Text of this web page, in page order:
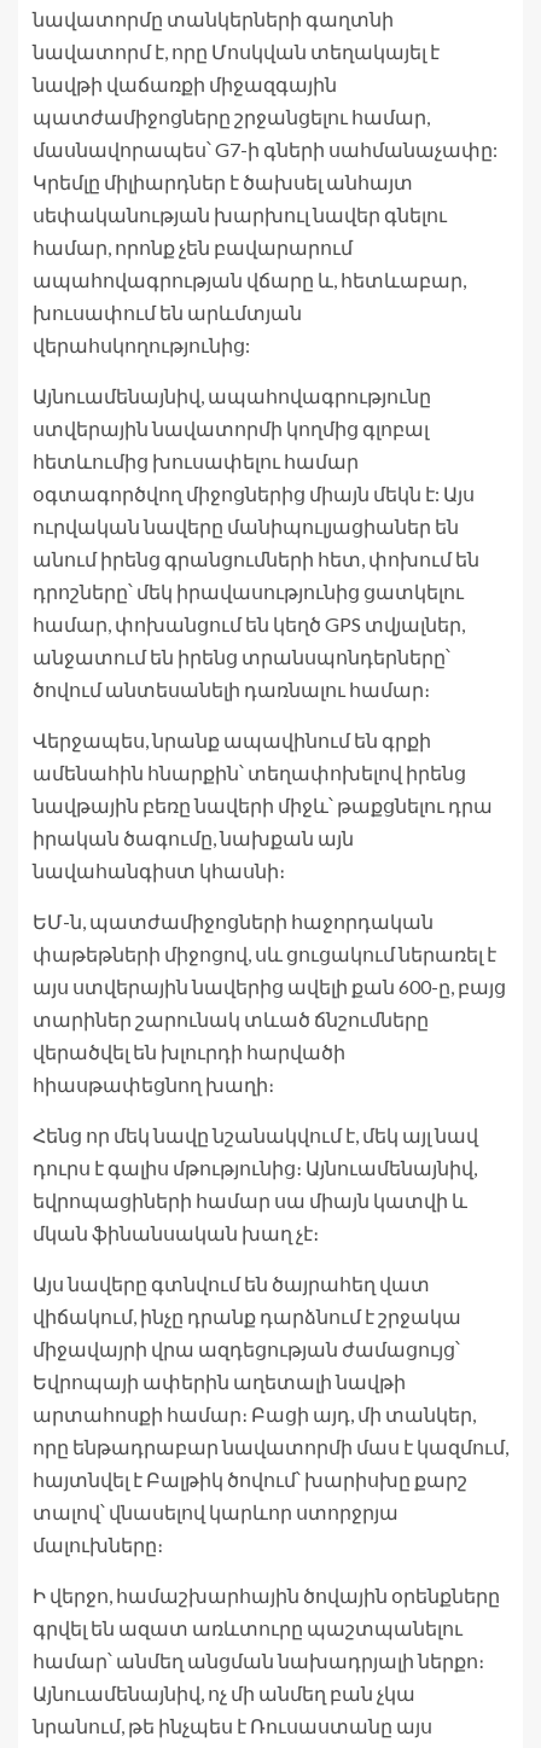
նավատորմը տանկերների գաղտնի
նավատորմ է, որը Մոսկվան տեղակայել է
նավթի վաճառքի միջազգային
պատժամիջոցները շրջանցելու համար,
մասնավորապես՝ G7-ի գների սահմանաչափը:
Կրեմլը միլիարդներ է ծախսել անհայտ
սեփականության խարխուլ նավեր գնելու
համար, որոնք չեն բավարարում
ապահովագրության վճարը և, հետևաբար,
խուսափում են արևմտյան
վերահսկողությունից:
Այնուամենայնիվ, ապահովագրությունը
ստվերային նավատորմի կողմից գլոբալ
հետևումից խուսափելու համար
օգտագործվող միջոցներից միայն մեկն է: Այս
ուրվական նավերը մանիպուլյացիաներ են
անում իրենց գրանցումների հետ, փոխում են
դրոշները՝ մեկ իրավասությունից ցատկելու
համար, փոխանցում են կեղծ GPS տվյալներ,
անջատում են իրենց տրանսպոնդերները՝
ծովում անտեսանելի դառնալու համար։
Վերջապես, նրանք ապավինում են գրքի
ամենահին հնարքին՝ տեղափոխելով իրենց
նավթային բեռը նավերի միջև՝ թաքցնելու դրա
իրական ծագումը, նախքան այն
նավահանգիստ կհասնի։
ԵՄ-ն, պատժամիջոցների հաջորդական
փաթեթների միջոցով, սև ցուցակում ներառել է
այս ստվերային նավերից ավելի քան 600-ը, բայց
տարիներ շարունակ տևած ճնշումները
վերածվել են խլուրդի հարվածի
հիասթափեցնող խաղի։
Հենց որ մեկ նավը նշանակվում է, մեկ այլ նավ
դուրս է գալիս մթությունից։ Այնուամենայնիվ,
եվրոպացիների համար սա միայն կատվի և
մկան ֆինանսական խաղ չէ։
Այս նավերը գտնվում են ծայրահեղ վատ
վիճակում, ինչը դրանք դարձնում է շրջակա
միջավայրի վրա ազդեցության ժամացույց՝
Եվրոպայի ափերին աղետալի նավթի
արտահոսքի համար։ Բացի այդ, մի տանկեր,
որը ենթադրաբար նավատորմի մաս է կազմում,
հայտնվել է Բալթիկ ծովում՝ խարիսխը քարշ
տալով՝ վնասելով կարևոր ստորջրյա
մալուխները։
Ի վերջո, համաշխարհային ծովային օրենքները
գրվել են ազատ առևտուրը պաշտպանելու
համար՝ անմեղ անցման նախադրյալի ներքո։
Այնուամենայնիվ, ոչ մի անմեղ բան չկա
նրանում, թե ինչպես է Ռուսաստանը այս